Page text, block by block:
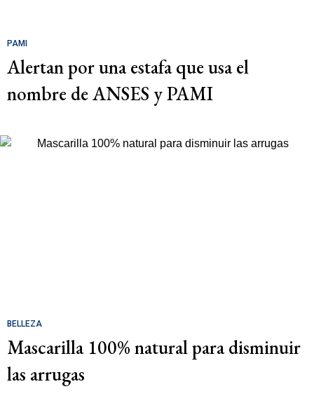
PAMI
Alertan por una estafa que usa el
nombre de ANSES y PAMI
BELLEZA
Mascarilla 100% natural para disminuir
las arrugas